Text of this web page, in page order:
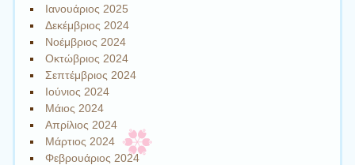
Ιανουάριος 2025
Δεκέμβριος 2024
Νοέμβριος 2024
Οκτώβριος 2024
Σεπτέμβριος 2024
Ιούνιος 2024
Μάιος 2024
Απρίλιος 2024
Μάρτιος 2024
Φεβρουάριος 2024